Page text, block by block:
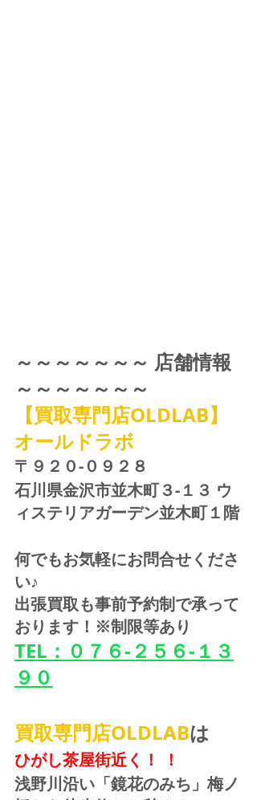
～～～～～～～ 店舗情報
～～～～～～～
【買取専門店OLDLAB】
オールドラボ
〒９２０-０９２８
石川県金沢市並木町３-１３ ウ
ィステリアガーデン並木町１階
何でもお気軽にお問合せくださ
い♪
出張買取も事前予約制で承って
おります！※制限等あり
TEL：０７６-２５６-１３
９０
買取専門店OLDLABは
ひがし茶屋街近く！ ！
浅野川沿い「鏡花のみち」梅ノ